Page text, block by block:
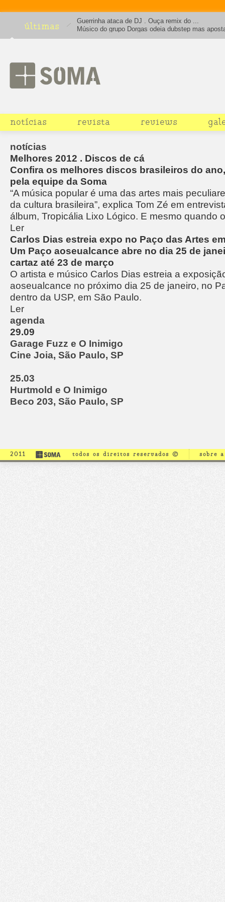
últimas
Guerrinha ataca de DJ . Ouça remix do ...
Músico do grupo Dorgas odeia dubstep mas
house em projeto solo obcecado por Terre
notícias revista reviews
notícias
Melhores 2012 . Discos de cá
Confira os melhores discos brasileiros do
pela equipe da Soma
“A música popular é uma das artes mais
da cultura brasileira”, explica Tom Zé em
álbum, Tropicália Lixo Lógico. E mesmo quando
Ler
Carlos Dias estreia expo no Paço das Artes
Um Paço aoseualcance abre no dia 25 de
cartaz até 23 de março
O artista e músico Carlos Dias estreia a
aoseualcance no próximo dia 25 de janeiro, no
dentro da USP, em São Paulo.
Ler
agenda
29.09
Garage Fuzz e O Inimigo
Cine Joia, São Paulo, SP
25.03
Hurtmold e O Inimigo
Beco 203, São Paulo, SP
2011 todos os direitos reservados © sobre